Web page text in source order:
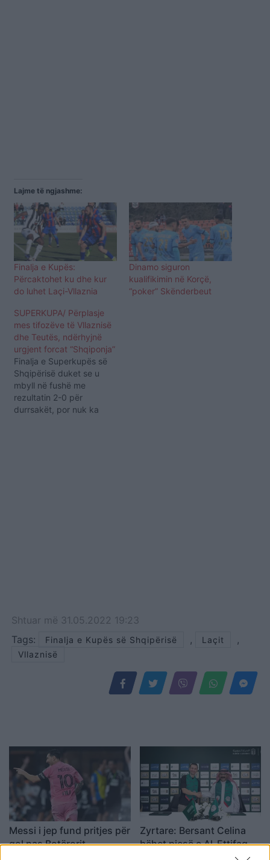
Lajme të ngjashme:
Finalja e Kupës:
Përcaktohet ku dhe kur
do luhet Laçi-Vllaznia
Dinamo siguron
kualifikimin në Korçë,
“poker” Skënderbeut
SUPERKUPA/ Përplasje
mes tifozëve të Vllaznisë
dhe Teutës, ndërhyjnë
urgjent forcat “Shqiponja”
Finalja e Superkupës së
Shqipërisë duket se u
mbyll në fushë me
rezultatin 2-0 për
durrsakët, por nuk ka
Shtuar më 31.05.2022 19:23
Tags:
Finalja e Kupës së Shqipërisë , Laçit ,
Vllaznisë
Messi i jep fund pritjes për
gol pas Botërorit,
Zyrtare: Bersant Celina
bëhet pjesë e Al-Ettifaq